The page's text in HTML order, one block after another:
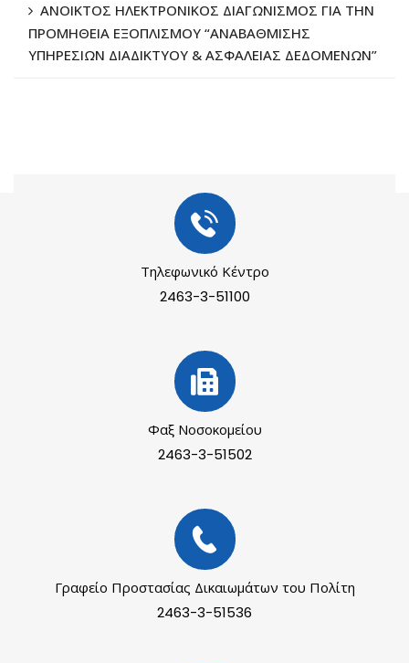
ΑΝΟΙΚΤΟΣ ΗΛΕΚΤΡΟΝΙΚΟΣ ΔΙΑΓΩΝΙΣΜΟΣ ΓΙΑ ΤΗΝ
ΠΡΟΜΗΘΕΙΑ ΕΞΟΠΛΙΣΜΟΥ “ΑΝΑΒΑΘΜΙΣΗΣ
ΥΠΗΡΕΣΙΩΝ ΔΙΑΔΙΚΤΥΟΥ & ΑΣΦΑΛΕΙΑΣ ΔΕΔΟΜΕΝΩΝ”
Τηλεφωνικό Κέντρο
2463-3-51100
Φαξ Νοσοκομείου
2463-3-51502
Γραφείο Προστασίας Δικαιωμάτων του Πολίτη
2463-3-51536